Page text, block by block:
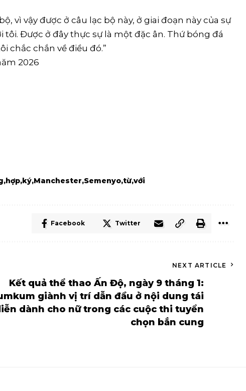
vì vậy được ở câu lạc bộ này, ở giai đoạn này của sự
tôi. Được ở đây thực sự là một đặc ân. Thứ bóng đá
chắc chắn về điều đó.”
2026
hợp ký Manchester Semenyo từ với
Facebook Twitter
NEXT ARTICLE
Kết quả thể thao Ấn Độ, ngày 9 tháng 1:
giành vị trí dẫn đầu ở nội dung tái
dành cho nữ trong các cuộc thi tuyển
chọn bắn cung